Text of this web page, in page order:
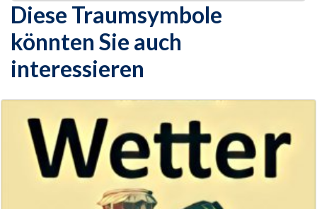
Diese Traumsymbole
könnten Sie auch
interessieren